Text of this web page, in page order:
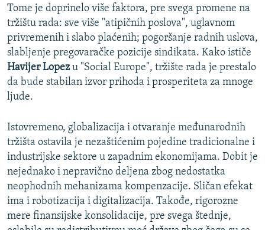
​Tome je doprinelo više faktora, pre svega promene na
tržištu rada: sve više "atipičnih poslova", uglavnom
privremenih i slabo plaćenih; pogoršanje radnih uslova,
slabljenje pregovaračke pozicije sindikata. Kako ističe
Havijer Lopezu "Social Europe", tržište rada je prestalo
da bude stabilan izvor prihoda i prosperiteta za mnoge
ljude.
Istovremeno, globalizacija i otvaranje međunarodnih
tržišta ostavila je nezaštićenim pojedine tradicionalne i
industrijske sektore u zapadnim ekonomijama. Dobit je
nejednako i nepravično deljena zbog nedostatka
neophodnih mehanizama kompenzacije. Sličan efekat
ima i robotizacija i digitalizacija. Takođe, rigorozne
mere finansijske konsolidacije, pre svega štednje,